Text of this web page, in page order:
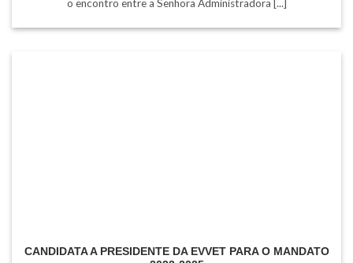
o encontro entre a Senhora Administradora [...]
CANDIDATA A PRESIDENTE DA EVVET PARA O MANDATO